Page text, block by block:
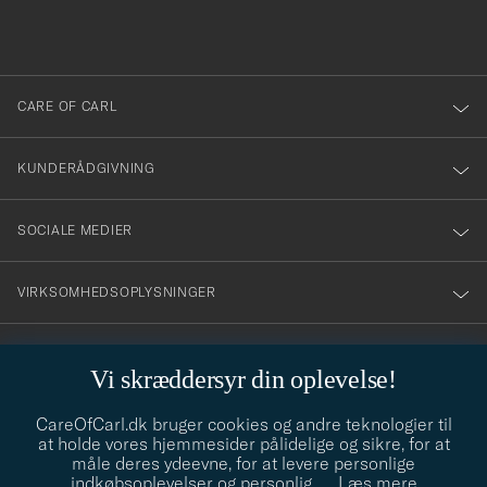
Vi skræddersyr din oplevelse!
CareOfCarl.dk bruger cookies og andre teknologier til
at holde vores hjemmesider pålidelige og sikre, for at
måle deres ydeevne, for at levere personlige
indkøbsoplevelser og personlig
Læs mere
dig
till
vårt
nyhetsbrev!
CARE OF CARL
KUNDERÅDGIVNING
SOCIALE MEDIER
VIRKSOMHEDSOPLYSNINGER
info@careofcarl.dk
Behøver du hjælp til at finde din stil? Lad os hjælpe dig, vi hjælper
gerne til!
STILRÅD